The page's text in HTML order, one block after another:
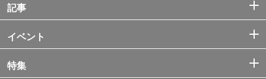
記事
イベント
特集